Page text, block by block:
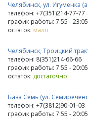
Челябинск, ул. Игуменка
телефон: +7(351)214-77-77
график работы: 7:55 - 23:05
остаток: мало
Челябинск, Троицкий
телефон: 8(351)214-66-66
график работы: 7:55 - 20:05
остаток: достаточно
База Семь (ул.
телефон: +7(3812)90-01-03
график работы: 7:55 - 20:05